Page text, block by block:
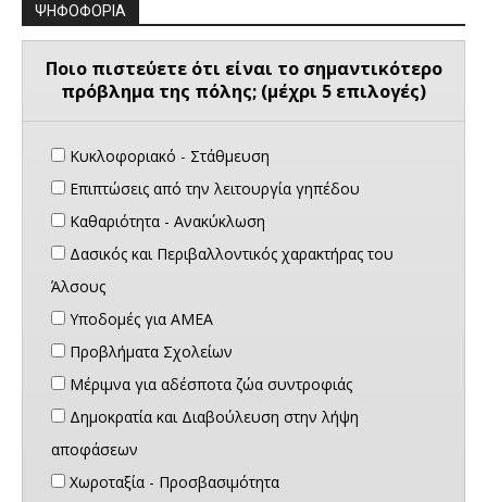
ΨΗΦΟΦΟΡΙΑ
Ποιο πιστεύετε ότι είναι το σημαντικότερο
πρόβλημα της πόλης; (μέχρι 5 επιλογές)
Κυκλοφοριακό - Στάθμευση
Επιπτώσεις από την λειτουργία γηπέδου
Καθαριότητα - Ανακύκλωση
Δασικός και Περιβαλλοντικός χαρακτήρας του
Άλσους
Υποδομές για ΑΜΕΑ
Προβλήματα Σχολείων
Μέριμνα για αδέσποτα ζώα συντροφιάς
Δημοκρατία και Διαβούλευση στην λήψη
αποφάσεων
Χωροταξία - Προσβασιμότητα